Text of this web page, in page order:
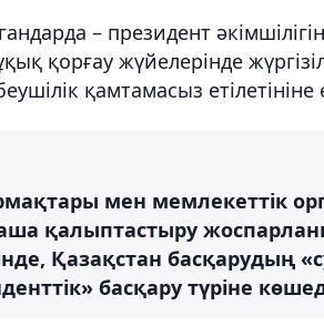
– президент
қорғау жүйелерінде
қамтамасыз
мен мемлекеттік
қалыптастыру
Қазақстан басқарудың
басқару түріне